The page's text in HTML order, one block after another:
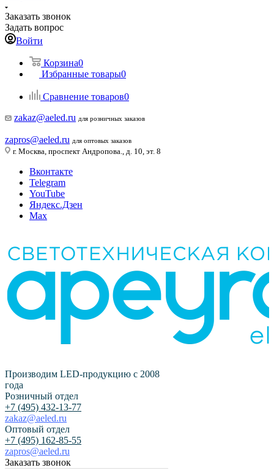
Заказать звонок
Задать вопрос
Войти
Корзина0
Избранные товары0
Сравнение товаров0
zakaz@aeled.ru для розничных заказов
zapros@aeled.ru для оптовых заказов
г. Москва, проспект Андропова., д. 10, эт. 8
Вконтакте
Telegram
YouTube
Яндекс.Дзен
Max
Производим LED-продукцию с 2008
года
Розничный отдел
+7 (495) 432-13-77
zakaz@aeled.ru
Оптовый отдел
+7 (495) 162-85-55
zapros@aeled.ru
Заказать звонок